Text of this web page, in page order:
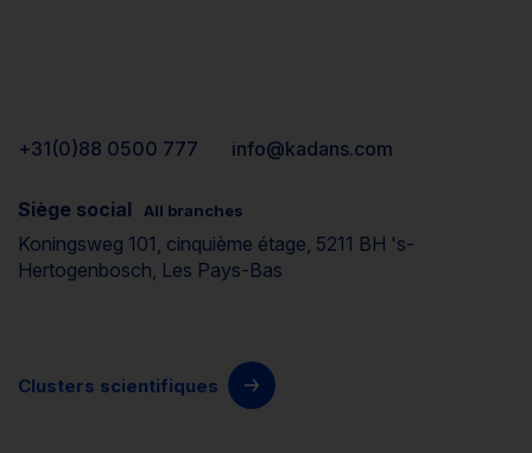
+31(0)88 0500 777 info@kadans.com
Siège social All branches
Koningsweg 101, cinquième étage, 5211 BH 's-
Hertogenbosch, Les Pays-Bas
Clusters scientifiques